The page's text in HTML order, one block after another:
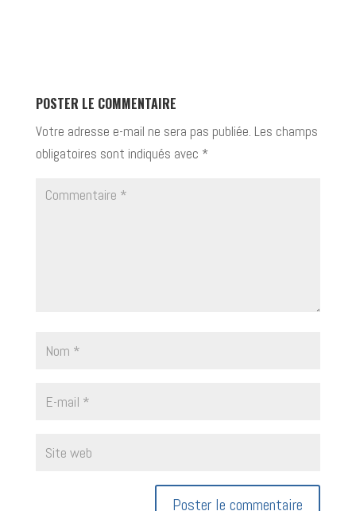
POSTER LE COMMENTAIRE
Votre adresse e-mail ne sera pas publiée. Les champs
obligatoires sont indiqués avec *